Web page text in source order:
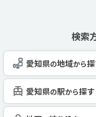
検索
愛知県の地域から
愛知県の駅から探す